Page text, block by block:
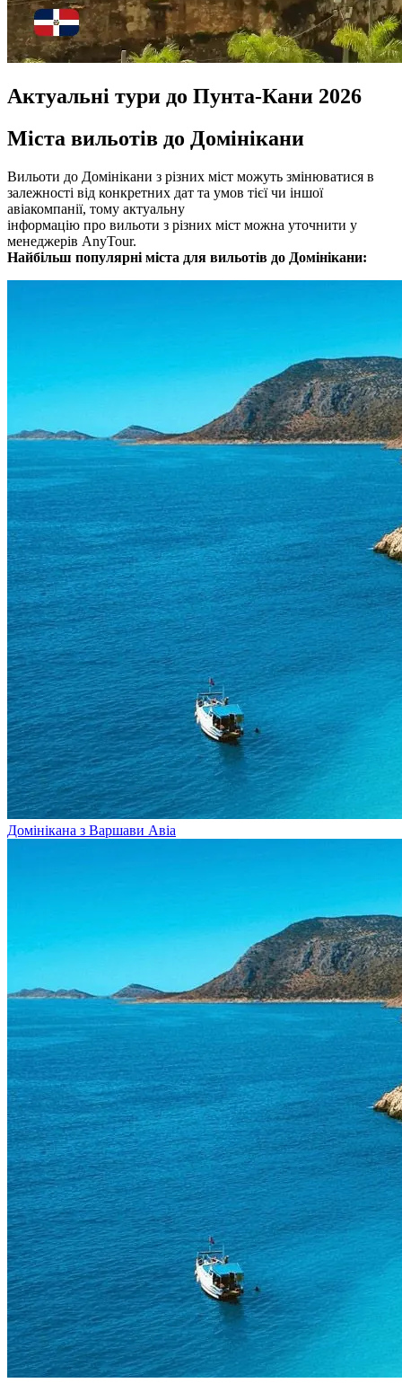
Актуальні тури до Пунта-Кани 2026
Міста вильотів до Домінікани
Вильоти до Домінікани з різних міст можуть змінюватися в
залежності від конкретних дат та умов тієї чи іншої
авіакомпанії, тому актуальну
інформацію про вильоти з різних міст можна уточнити у
менеджерів AnyTour.
Найбільш популярні міста для вильотів до Домінікани:
Домінікана з Варшави Авіа